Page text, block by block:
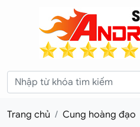
Trang chủ Cung hoàng đạo